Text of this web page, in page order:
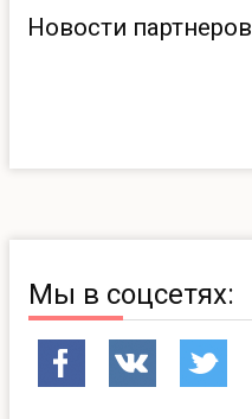
Новости партнеров
Мы в соцсетях: